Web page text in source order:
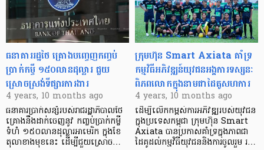
ធនាគាររដ្ឋថៃ គ្រោងបញ្ចេញកញ្ចប់
ប្រាក់កម្ចី ១៥០លានដុល្លារ ជួយ
ស្រោចស្រង់ទីផ្សារការងារ
4 years, 10 months ago
ធនាគារប្រាក់សន្សំរបស់រាជរដ្ឋាភិបាលថៃ
គ្រោងនឹងដាក់ចេញនូវ កញ្ចប់ប្រាក់កម្ចី
ទំហំ ១៥០លានដុល្លារអាមេរិក ក្នុងខែ
តុលាខាងមុខនេះ ដើម្បីជួយស្រោច…
ក្រុមហ៊ុន Smart Axiata គាំទ្រ
កម្មវិធីអភិវឌ្ឍន៍យុវជនអង្គការទស្សនៈ
ពិភពលោកក្នុងនាមជាដៃគូសហការ
4 years, 10 months ago
ដើម្បីលើកកម្ពស់ការអភិវឌ្ឍរបស់យុវជន
ក្នុងប្រទេសកម្ពុជា ក្រុមហ៊ុន Smart
Axiata បានប្រកាសគាំទ្រក្នុងភាពជា
ដៃគូដល់កម្មវិធីយុវជននិងការចូលរួម រ…